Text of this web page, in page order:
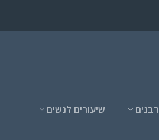
רבנים שיעורים לנשים